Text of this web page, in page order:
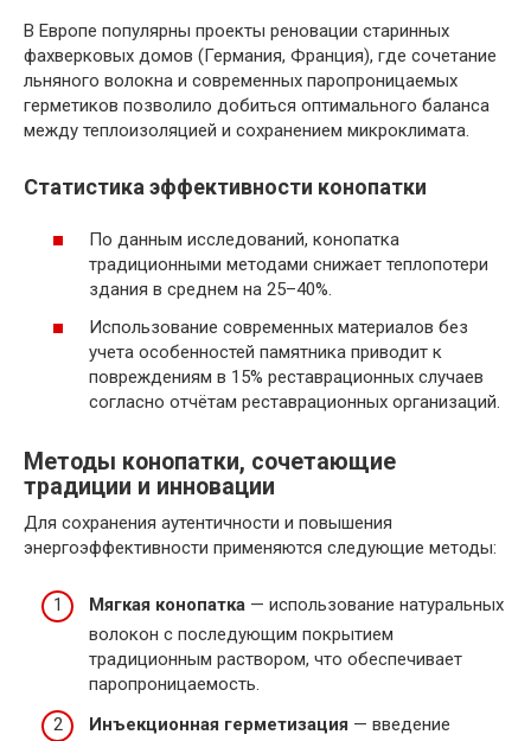
В Европе популярны проекты реновации старинных
фахверковых домов (Германия, Франция), где сочетание
льняного волокна и современных паропроницаемых
герметиков позволило добиться оптимального баланса
между теплоизоляцией и сохранением микроклимата.
Статистика эффективности конопатки
По данным исследований, конопатка
традиционными методами снижает теплопотери
здания в среднем на 25–40%.
Использование современных материалов без
учета особенностей памятника приводит к
повреждениям в 15% реставрационных случаев
согласно отчётам реставрационных организаций.
Методы конопатки, сочетающие
традиции и инновации
Для сохранения аутентичности и повышения
энергоэффективности применяются следующие методы:
Мягкая конопатка — использование натуральных
волокон с последующим покрытием
традиционным раствором, что обеспечивает
паропроницаемость.
Инъекционная герметизация — введение